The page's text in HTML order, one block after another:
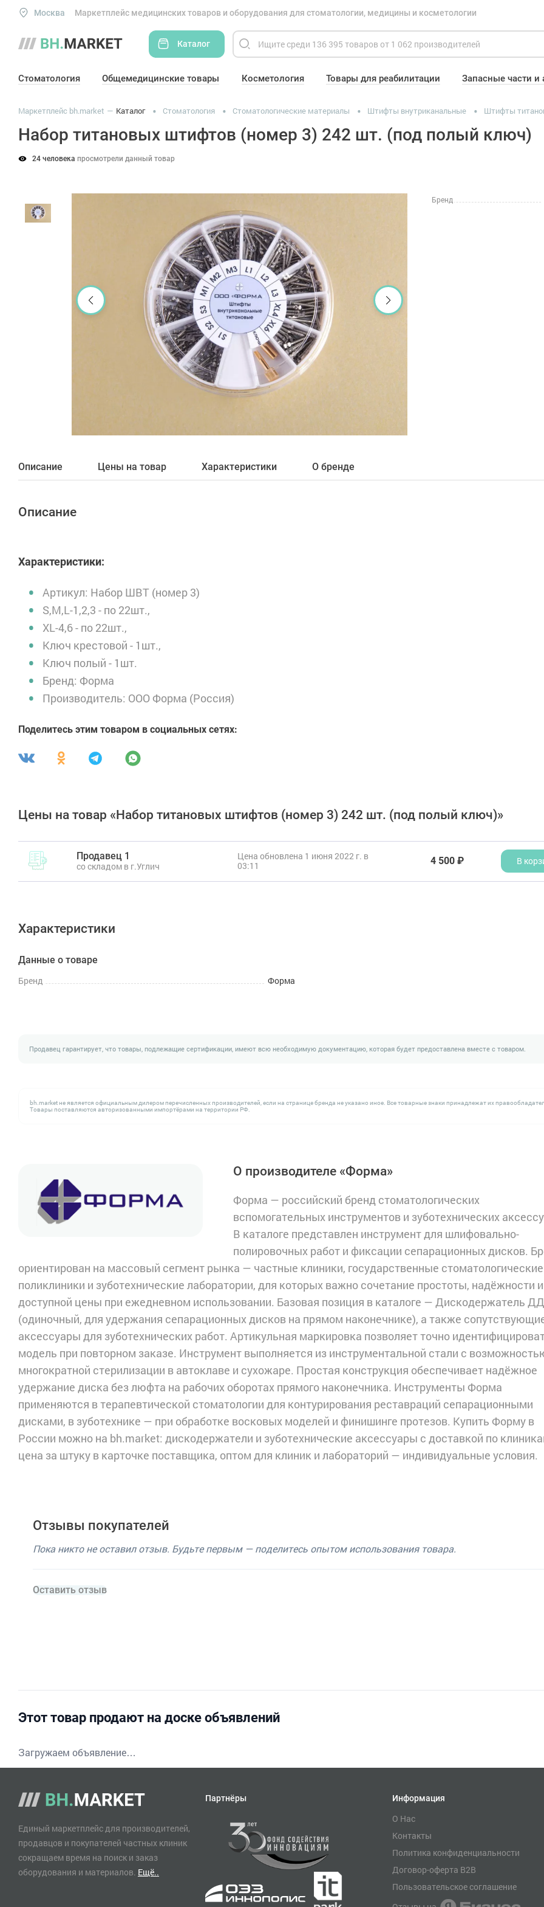
Москва Маркетплейс медицинских товаров и оборудования для стоматологии, медицины и косметологии
Каталог
Стоматология Общемедицинские товары Косметология Товары для реабилитации Запасные части и
Маркетплейс bh.market Каталог Стоматология Стоматологические материалы Штифты внутриканальные Штифты
Набор титановых штифтов (номер 3) 242 шт. (под полый ключ)
24 человека просмотрели данный товар
Бренд
Описание Цены на товар Характеристики О бренде
Описание
Характеристики:
Артикул: Набор ШВТ (номер 3)
S,M,L-1,2,3 - по 22шт.,
XL-4,6 - по 22шт.,
Ключ крестовой - 1шт.,
Ключ полый - 1шт.
Бренд: Форма
Производитель: ООО Форма (Россия)
Поделитесь этим товаром в социальных сетях:
Цены на товар «Набор титановых штифтов (номер 3) 242 шт. (под полый ключ)»
Продавец 1
со складом в г.Углич
Цена обновлена 1 июня 2022 г. в
03:11
4 500 ₽ В
Характеристики
Данные о товаре
Бренд
Форма
Продавец гарантирует, что товары, подлежащие сертификации, имеют всю необходимую документацию, которая будет предоставлена вместе с товаром.
bh.market не является официальным дилером перечисленных производителей, если на странице бренда не указано иное. Все товарные знаки принадлежат их
Товары поставляются авторизованными импортёрами на территории РФ.
О производителе «Форма»
Форма — российский бренд стоматологических
вспомогательных инструментов и зуботехнических
В каталоге представлен инструмент для шлифовально-
полировочных работ и фиксации сепарационных дисков.
ориентирован на массовый сегмент рынка — частные клиники, государственные стоматологические
поликлиники и зуботехнические лаборатории, для которых важно сочетание простоты, надёжности и
доступной цены при ежедневном использовании. Базовая позиция в каталоге — Дискодержатель ДД
(одиночный, для удержания сепарационных дисков на прямом наконечнике), а также
аксессуары для зуботехнических работ. Артикульная маркировка позволяет точно
модель при повторном заказе. Инструмент выполняется из инструментальной стали с
многократной стерилизации в автоклаве и сухожаре. Простая конструкция обеспечивает надёжное
удержание диска без люфта на рабочих оборотах прямого наконечника. Инструменты Форма
применяются в терапевтической стоматологии для контурирования реставраций сепарационными
дисками, в зуботехнике — при обработке восковых моделей и финишинге протезов. Купить Форму в
России можно на bh.market: дискодержатели и зуботехнические аксессуары с доставкой по
цена за штуку в карточке поставщика, оптом для клиник и лабораторий — индивидуальные условия.
Отзывы покупателей
Пока никто не оставил отзыв. Будьте первым — поделитесь опытом использования товара.
Оставить отзыв
Этот товар продают на доске объявлений
Загружаем объявление…
Единый маркетплейс для производителей,
продавцов и покупателей частных клиник
сокращаем время на поиск и заказ
оборудования и материалов. Ещё..
Партнёры Информация
О Нас
Контакты
Политика конфиденциальности
Договор-оферта B2B
Пользовательское соглашение